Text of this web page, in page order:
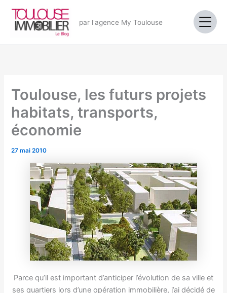
contenu
par l'agence My Toulouse
Toulouse, les futurs projets
habitats, transports,
économie
27 mai 2010
Parce qu’il est important d’anticiper l’évolution de sa ville et
ses quartiers lors d’une opération immobilière, j’ai décidé de